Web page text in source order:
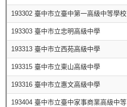
193302 臺中市立臺中第一高級中等學校
193303 臺中市立忠明高級中學
193313 臺中市立西苑高級中學
193315 臺中市立東山高級中學
193316 臺中市立惠文高級中學
193404 臺中市立臺中家事商業高級中等